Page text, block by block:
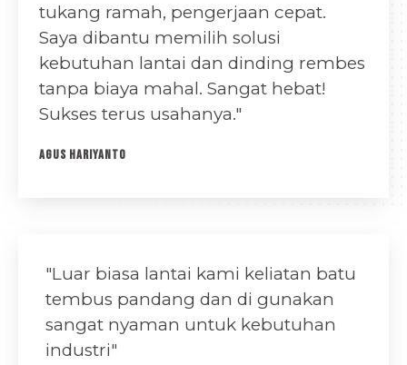
tukang ramah, pengerjaan cepat.
Saya dibantu memilih solusi
kebutuhan lantai dan dinding rembes
tanpa biaya mahal. Sangat hebat!
Sukses terus usahanya."
AGUS HARIYANTO
"Luar biasa lantai kami keliatan batu
tembus pandang dan di gunakan
sangat nyaman untuk kebutuhan
industri"